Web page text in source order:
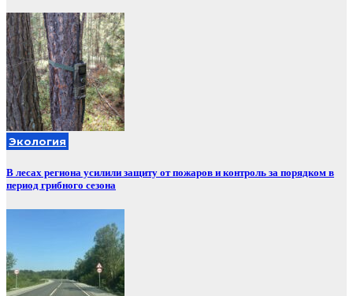
Экология
В лесах региона усилили защиту от пожаров и контроль за порядком в
период грибного сезона